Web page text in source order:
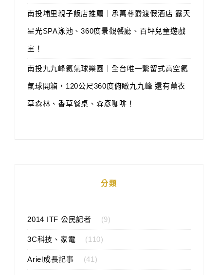
南投埔里親子飯店推薦｜承萬尊爵渡假酒店 露天
星光SPA泳池、360度景觀餐廳、百坪兒童遊戲
室！
南投九九峰氦氣球樂園｜全台唯一繫留式高空氦
氣球開箱，120公尺360度俯瞰九九峰 還有薰衣
草森林、香草餐桌、森彥咖啡！
分類
2014 ITF 公民記者 (9)
3C科技、家電 (110)
Ariel成長記事 (41)